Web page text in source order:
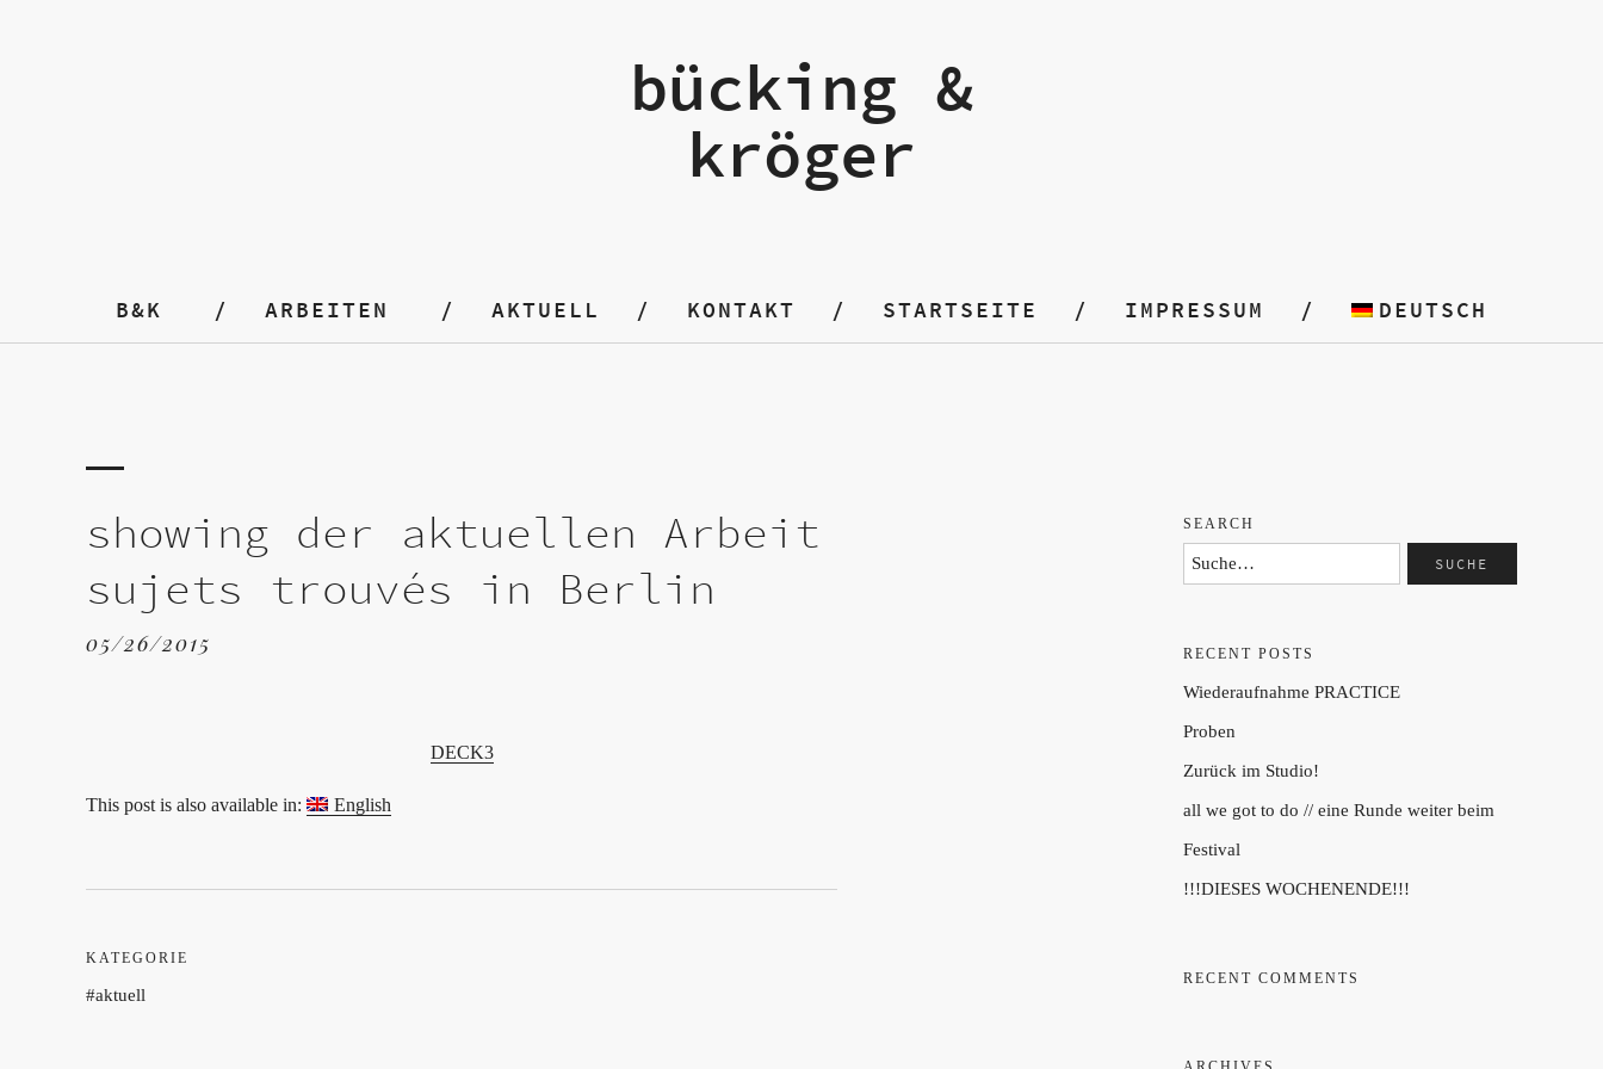
bücking &
kröger
B&K ARBEITEN AKTUELL KONTAKT STARTSEITE IMPRESSUM DEUTSCH
showing der aktuellen Arbeit
sujets trouvés in Berlin
05/26/2015
DECK3
This post is also available in: English
KATEGORIE
aktuell
SEARCH
RECENT POSTS
Wiederaufnahme PRACTICE
Proben
Zurück im Studio!
all we got to do // eine Runde weiter beim
Festival
!!!DIESES WOCHENENDE!!!
RECENT COMMENTS